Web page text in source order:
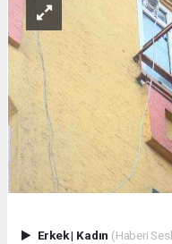
Erkek| Kadın (Haberi